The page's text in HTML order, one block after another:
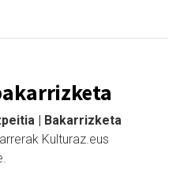
| Bakarrizketa
Kulturaz.eus